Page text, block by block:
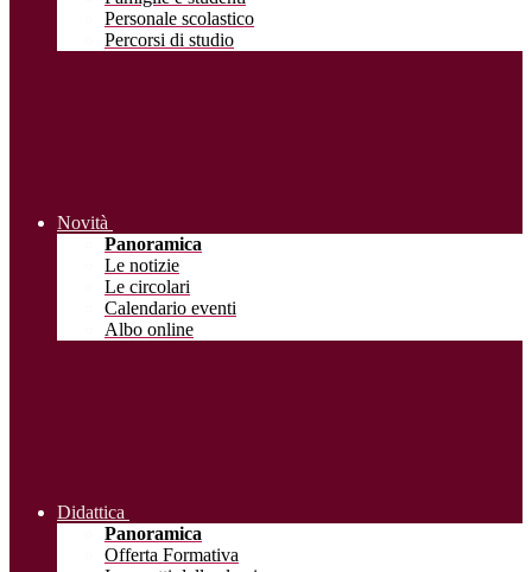
Personale scolastico
Percorsi di studio
Novità
Panoramica
Le notizie
Le circolari
Calendario eventi
Albo online
Didattica
Panoramica
Offerta Formativa